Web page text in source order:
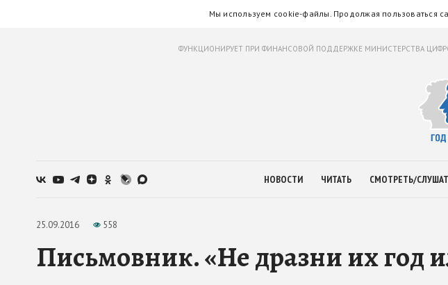
Мы используем cookie-файлы. Продолжая пользоваться
ФУНКЦИОНИРУЕТ ПРИ ФИНАНСОВОЙ ПОДДЕРЖКЕ МИНИСТЕРСТВА
НОВОСТИ ЧИТАТЬ СМОТРЕТЬ/
25.09.2016 558
Письмовник. «Не дразни их год